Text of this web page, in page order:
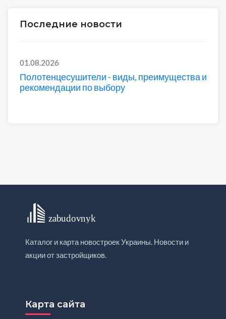
Последние новости
01.08.2026
Полотенцесушители - виды, преимущества и
рекомендации по выбору
Каталог и карта новостроек Украины. Новости и
акции от застройщиков.
Карта сайта